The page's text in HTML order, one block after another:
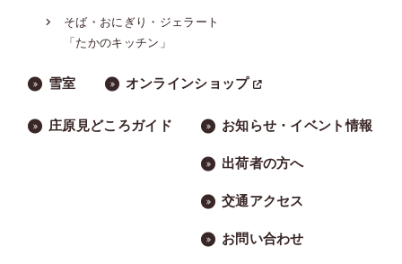
そば・おにぎり・ジェラート
「たかのキッチン」
雪室 オンラインショップ
庄原見どころガイド お知らせ・イベント情報
出荷者の方へ
交通アクセス
お問い合わせ